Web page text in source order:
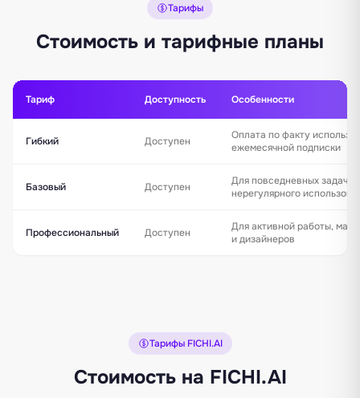
Тарифы
Стоимость и тарифные планы
Тариф Доступность Особенности
Гибкий Доступен
Оплата по факту
ежемесячной подписки
Базовый Доступен
Для повседневных задач и
нерегулярного
Профессиональный Доступен
Для активной работы,
и дизайнеров
Тарифы FICHI.AI
Стоимость на FICHI.AI